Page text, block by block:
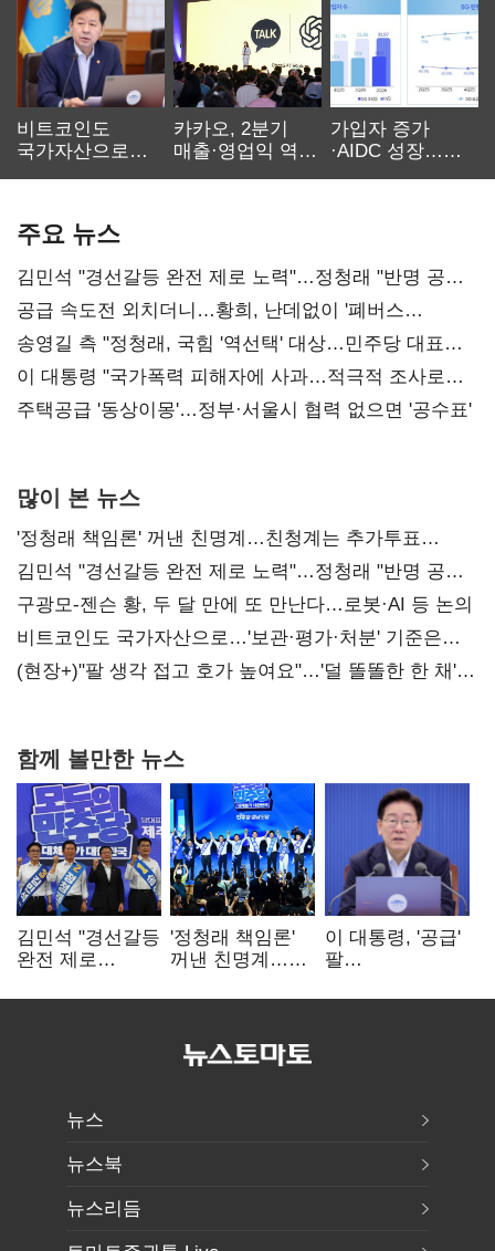
비트코인도
국가자산으로…'
카카오, 2분기
매출·영업익 역대
가입자 증가
·AIDC 성장…
주요 뉴스
김민석 "경선갈등 완전 제로 노력"…정청래 "반명 공세
사과부터"
공급 속도전 외치더니…황희, 난데없이 '폐버스
리모델링' 제안
송영길 측 "정청래, 국힘 '역선택' 대상…민주당 대표로
총선 지휘 못해"
이 대통령 "국가폭력 피해자에 사과…적극적 조사로
진실 밝혀야"
주택공급 '동상이몽'…정부·서울시 협력 없으면 '공수표'
많이 본 뉴스
'정청래 책임론' 꺼낸 친명계…친청계는 추가투표
때리기
김민석 "경선갈등 완전 제로 노력"…정청래 "반명 공세
사과부터"
구광모-젠슨 황, 두 달 만에 또 만난다…로봇·AI 등 논의
비트코인도 국가자산으로…'보관·평가·처분' 기준은
숙제
(현장+)"팔 생각 접고 호가 높여요"…'덜 똘똘한 한 채'
함께 볼만한 뉴스
김민석 "경선갈등
완전 제로
"반명 공세
'정청래 책임론'
꺼낸 친명계…
추가투표 때리기
이 대통령, '공급'
팔
여 내부선
뉴스
뉴스북
뉴스리듬